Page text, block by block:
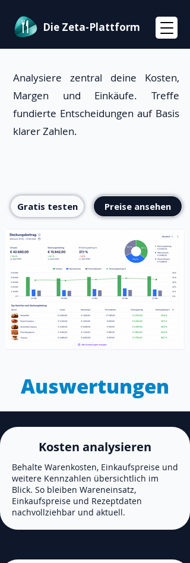
Die Zeta-Plattform
Analysiere zentral deine Kosten,
Margen und Einkäufe. Treffe
fundierte Entscheidungen auf Basis
klarer Zahlen.
Gratis testen Preise ansehen
Auswertungen
Kosten analysieren
Behalte Warenkosten, Einkaufspreise und
weitere Kennzahlen übersichtlich im
Blick. So bleiben Wareneinsatz,
Einkaufspreise und Rezeptdaten
nachvollziehbar und aktuell.